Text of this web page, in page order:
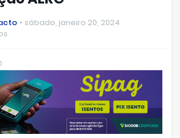
sábado, janeiro 20, 2024